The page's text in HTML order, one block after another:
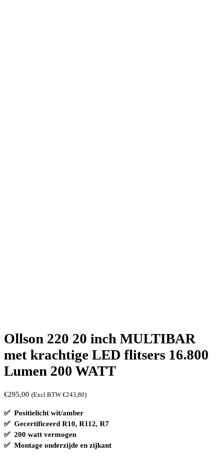
Ollson 220 20 inch MULTIBAR
met krachtige LED flitsers 16.800
Lumen 200 WATT
€295,00 (Excl BTW €243,80)
✅ Positielicht wit/amber
✅ Gecertificeerd R10, R112, R7
✅ 200 watt vermogen
✅ Montage onderzijde en zijkant